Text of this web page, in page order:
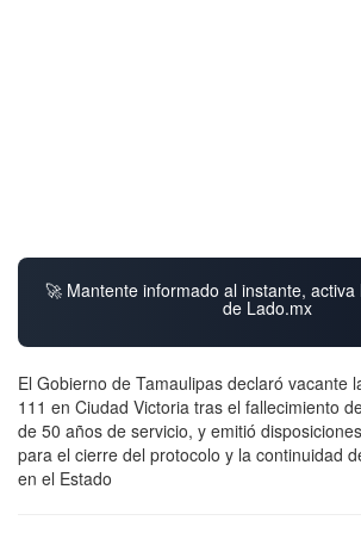
🚀 Mantente informado al instante,
de Lado.mx
El Gobierno de Tamaulipas declaró vacante
111 en Ciudad Victoria tras el fallecimiento
de 50 años de servicio, y emitió
para el cierre del protocolo y la continuidad
en el Estado